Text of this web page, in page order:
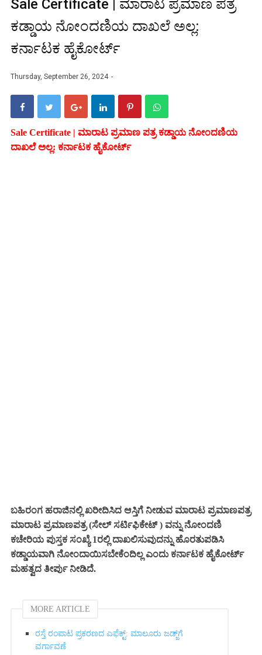
Sale Certificate | ಮಾರಾಟ ಪ್ರಮಾಣ ಪತ್ರ
ಕಡ್ಡಾಯ ನೋಂದಣಿಯ ದಾಖಲೆ ಅಲ್ಲ:
ಕರ್ನಾಟಕ ಹೈಕೋರ್ಟ್‌
Thursday, September 26, 2024
Sale Certificate | ಮಾರಾಟ ಪ್ರಮಾಣ ಪತ್ರ ಕಡ್ಡಾಯ ನೋಂದಣಿಯ
ದಾಖಲೆ ಅಲ್ಲ: ಕರ್ನಾಟಕ ಹೈಕೋರ್ಟ್‌
ಬಹಿರಂಗ ಹರಾಜಿನಲ್ಲಿ ಖರೀದಿಸಿದ ಆಸ್ತಿಗೆ ನೀಡುವ ಮಾರಾಟ ಪ್ರಮಾಣಪತ್ರ
ಮಾರಾಟ ಪ್ರಮಾಣಪತ್ರ (ಸೇಲ್ ಸರ್ಟಿಫಿಕೇಟ್‌ ) ವನ್ನು ನೋಂದಣಿ
ಕಚೇರಿಯ ಪುಸ್ತಕ ಸಂಖ್ಯೆ 1ರಲ್ಲಿ ದಾಖಲಿಸುವುದನ್ನು ಹೊರತುಪಡಿಸಿ
ಕಡ್ಡಾಯವಾಗಿ ನೋಂದಾಯಿಸಬೇಕೆಂದಿಲ್ಲ ಎಂದು ಕರ್ನಾಟಕ ಹೈಕೋರ್ಟ್
ಮಹತ್ವದ ತೀರ್ಪು ನೀಡಿದೆ.
MORE ARTICLE
ರಸ್ತೆ ರಂಪಾಟ ಪ್ರಕರಣದ ಎಫೆಕ್ಟ್‌: ಮಾಲೂರು ಜಡ್ಜ್‌ಗೆ
ವರ್ಗಾವಣೆ